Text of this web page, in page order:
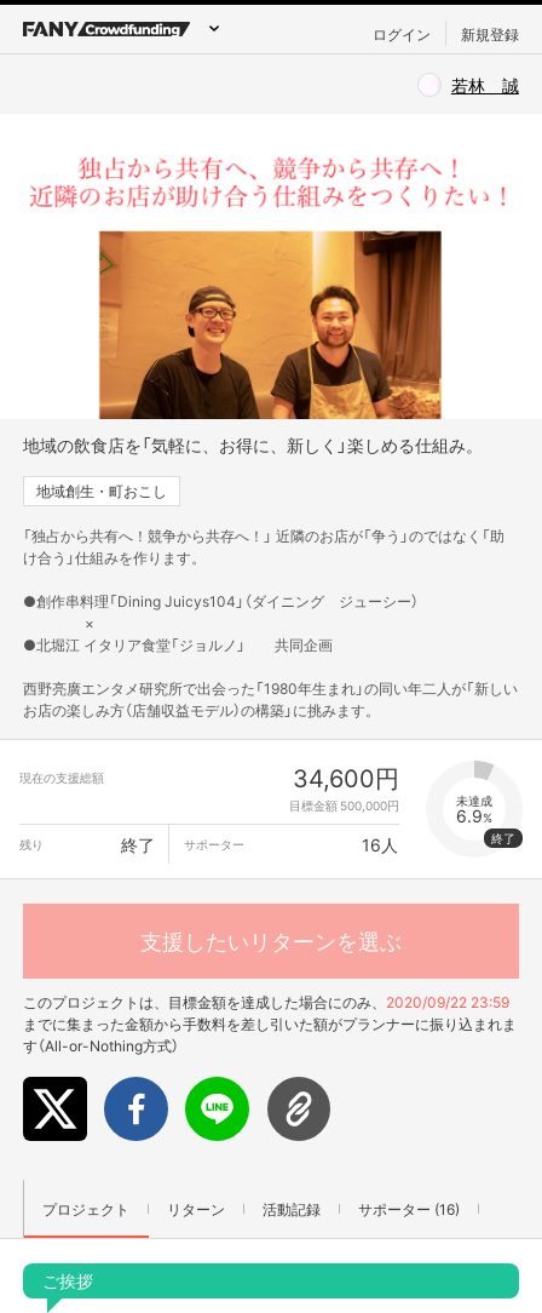
ログイン 新規登録
若林 誠
地域の飲食店を「気軽に、お得に、新しく」楽しめる仕組み。
地域創生・町おこし
「独占から共有へ！競争から共存へ！」 近隣のお店が「争う」のではなく「助
け合う」仕組みを作ります。
●創作串料理「Dining Juicys104」（ダイニング ジューシー）
×
●北堀江 イタリア食堂「ジョルノ」 共同企画
西野亮廣エンタメ研究所で出会った「1980年生まれ」の同い年二人が「新しい
お店の楽しみ方（店舗収益モデル）の構築」に挑みます。
現在の支援総額 34,600円
目標金額 500,000円 未達成
6.9%
残り
終了 サポーター 16人
支援したいリターンを選ぶ
このプロジェクトは、目標金額を達成した場合にのみ、 2020/09/22 23:59
までに集まった金額から手数料を差し引いた額がプランナーに振り込まれま
す（All-or-Nothing方式）
プロジェクト リターン 活動記録 サポーター (16)
ご挨拶